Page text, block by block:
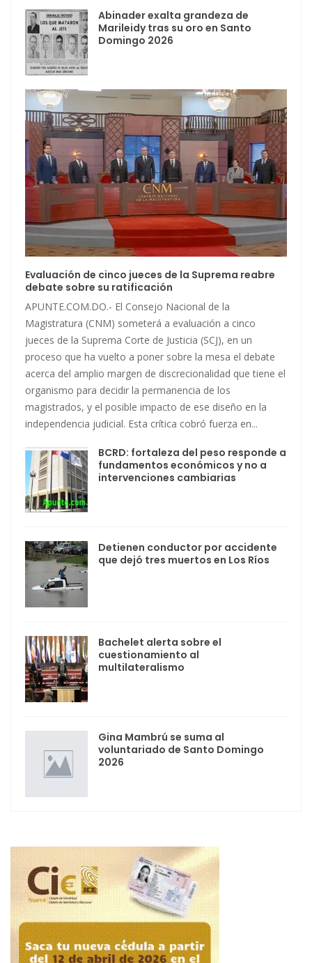
Abinader exalta grandeza de
Marileidy tras su oro en Santo
Domingo 2026
Evaluación de cinco jueces de la Suprema reabre
debate sobre su ratificación
APUNTE.COM.DO.- El Consejo Nacional de la
Magistratura (CNM) someterá a evaluación a cinco
jueces de la Suprema Corte de Justicia (SCJ), en un
proceso que ha vuelto a poner sobre la mesa el debate
acerca del amplio margen de discrecionalidad que tiene el
organismo para decidir la permanencia de los
magistrados, y el posible impacto de ese diseño en la
independencia judicial. Esta crítica cobró fuerza en...
BCRD: fortaleza del peso responde a
fundamentos económicos y no a
intervenciones cambiarias
Detienen conductor por accidente
que dejó tres muertos en Los Ríos
Bachelet alerta sobre el
cuestionamiento al
multilateralismo
Gina Mambrú se suma al
voluntariado de Santo Domingo
2026